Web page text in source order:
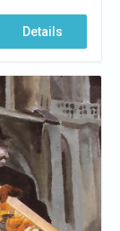
Details